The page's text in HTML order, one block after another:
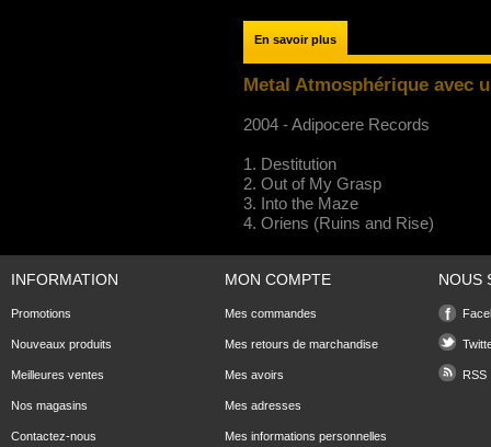
En savoir plus
Metal Atmosphérique avec
2004 - Adipocere Records
1. Destitution
2. Out of My Grasp
3. Into the Maze
4. Oriens (Ruins and Rise)
INFORMATION
Promotions
Nouveaux produits
Meilleures ventes
Nos magasins
Contactez-nous
MON COMPTE
Mes commandes
Mes retours de marchandise
Mes avoirs
Mes adresses
Mes informations personnelles
NOUS
RSS